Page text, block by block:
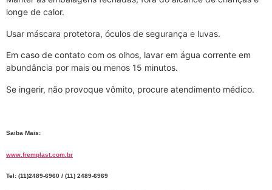
longe de calor.
Usar máscara protetora, óculos de segurança e luvas.
Em caso de contato com os olhos, lavar em água corrente em
abundância por mais ou menos 15 minutos.
Se ingerir, não provoque vômito, procure atendimento médico.
Saiba Mais:
www.fremplast.com.br
Tel: (11)2489-6960 / (11) 2489-6969